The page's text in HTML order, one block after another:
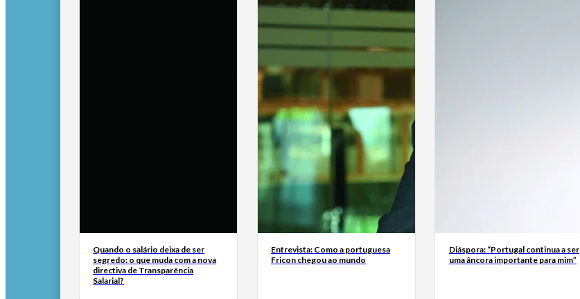
Quando o salário deixa de ser
segredo: o que muda com a nova
directiva de Transparência
Salarial?
Entrevista: Como a portuguesa
Fricon chegou ao mundo
Diáspora: “Portugal continua a ser
uma âncora importante para mim”